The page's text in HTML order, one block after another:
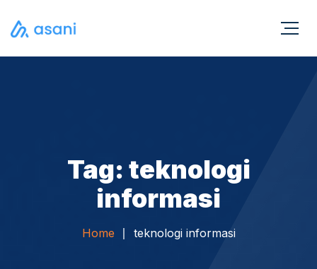
Tag: teknologi
informasi
Home teknologi informasi